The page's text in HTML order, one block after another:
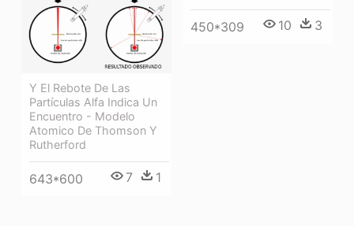
450*309 10 3
Y El Rebote De Las
Partículas Alfa Indica Un
Encuentro - Modelo
Atomico De Thomson Y
Rutherford
643*600 7 1